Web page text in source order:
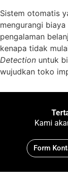
Sistem otomatis
mengurangi
pengalaman
kenapa tidak
Detection untuk
wujudkan toko
Kami
Form